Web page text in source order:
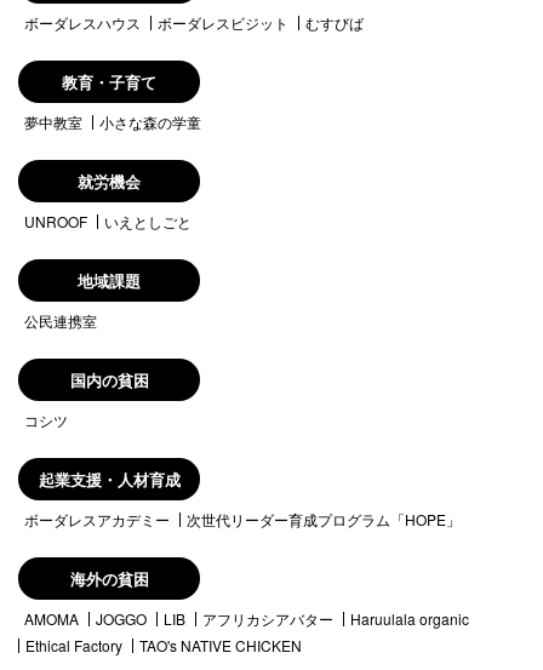
ボーダレスハウス ボーダレスビジット むすびば
教育・子育て
夢中教室 小さな森の学童
就労機会
UNROOF いえとしごと
地域課題
公民連携室
国内の貧困
コシツ
起業支援・人材育成
ボーダレスアカデミー 次世代リーダー育成プログラム「HOPE」
海外の貧困
AMOMA JOGGO LIB アフリカシアバター
Haruulala organic
Ethical Factory
TAO's NATIVE CHICKEN